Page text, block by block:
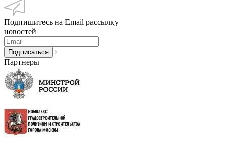
Подпишитесь на Email рассылку
новостей
Партнеры